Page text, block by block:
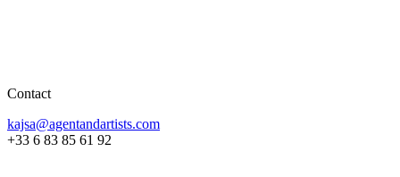
Contact
kajsa@agentandartists.com
+33 6 83 85 61 92